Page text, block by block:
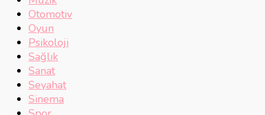
Otomotiv
Oyun
Psikoloji
Sağlık
Sanat
Seyahat
Sinema